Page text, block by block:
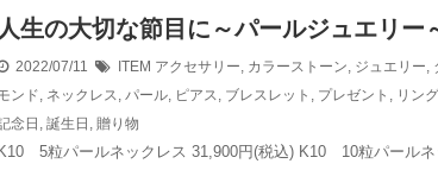
人生の大切な節目に～パールジュエリー
2022/07/11 ITEM アクセサリー, カラーストーン, ジュエリー,
ンド, ネックレス, パール, ピアス, ブレスレット , プレゼント , リング
念日 , 誕生日 , 贈り物
K10 5粒パールネックレス 31,900円(税込) K10 10粒パールネ